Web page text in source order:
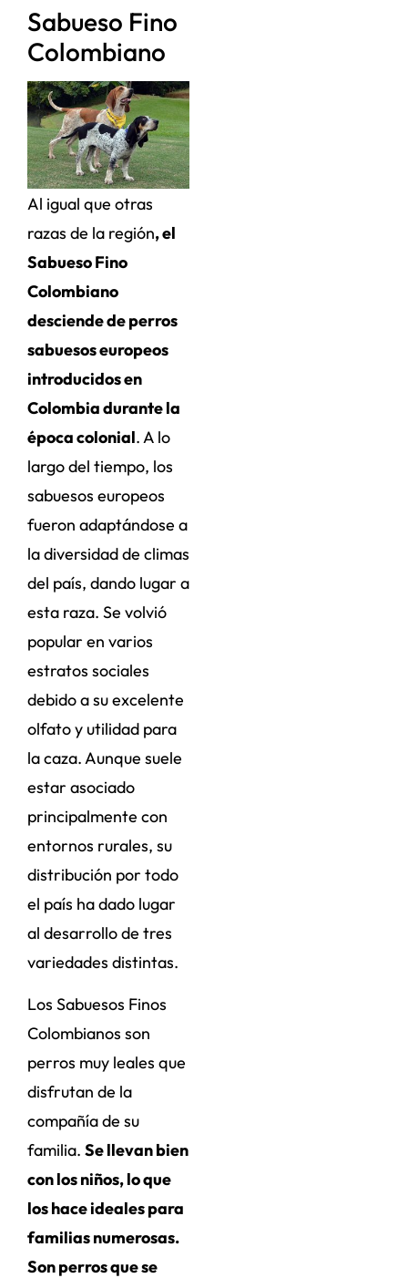
Sabueso Fino
Colombiano
Al igual que otras
razas de la región, el
Sabueso Fino
Colombiano
desciende de perros
sabuesos europeos
introducidos en
Colombia durante la
época colonial. A lo
largo del tiempo, los
sabuesos europeos
fueron adaptándose a
la diversidad de climas
del país, dando lugar a
esta raza. Se volvió
popular en varios
estratos sociales
debido a su excelente
olfato y utilidad para
la caza. Aunque suele
estar asociado
principalmente con
entornos rurales, su
distribución por todo
el país ha dado lugar
al desarrollo de tres
variedades distintas.
Los Sabuesos Finos
Colombianos son
perros muy leales que
disfrutan de la
compañía de su
familia. Se llevan bien
con los niños, lo que
los hace ideales para
familias numerosas.
Son perros que se